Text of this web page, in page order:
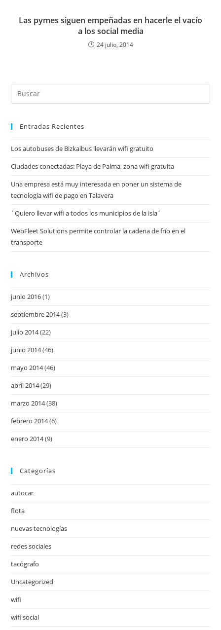
Las pymes siguen empeñadas en hacerle el vacío
a los social media
24 julio, 2014
Entradas Recientes
Los autobuses de Bizkaibus llevarán wifi gratuito
Ciudades conectadas: Playa de Palma, zona wifi gratuita
Una empresa está muy interesada en poner un sistema de
tecnología wifi de pago en Talavera
´Quiero llevar wifi a todos los municipios de la isla´
WebFleet Solutions permite controlar la cadena de frío en el
transporte
Archivos
junio 2016(1)
septiembre 2014(3)
julio 2014(22)
junio 2014(46)
mayo 2014(46)
abril 2014(29)
marzo 2014(38)
febrero 2014(6)
enero 2014(9)
Categorías
autocar
flota
nuevas tecnologías
redes sociales
tacógrafo
Uncategorized
wifi
wifi social